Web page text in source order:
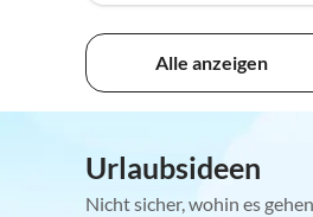
Alle anzeigen
Urlaubsideen
Nicht sicher, wohin es